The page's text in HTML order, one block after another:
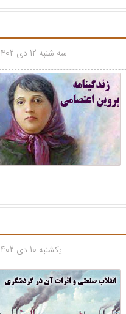
سه شنبه 12 دی 1402
یکشنبه 10 دی 1402